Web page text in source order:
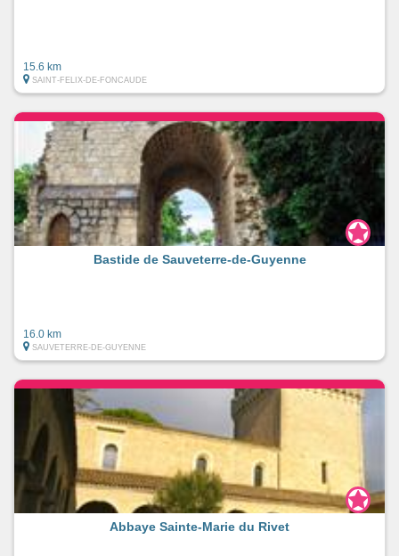
15.6 km
SAINT-FELIX-DE-FONCAUDE
Bastide de Sauveterre-de-Guyenne
16.0 km
SAUVETERRE-DE-GUYENNE
Abbaye Sainte-Marie du Rivet